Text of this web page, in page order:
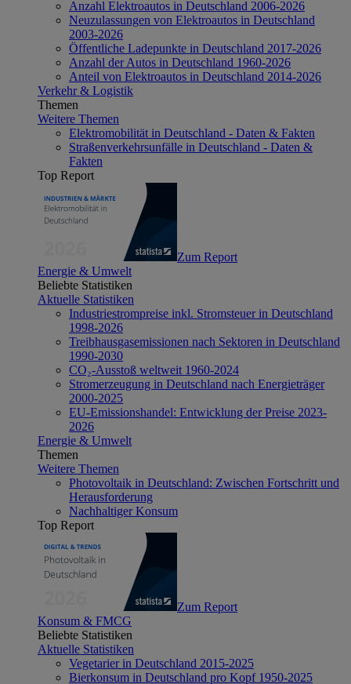
Anzahl Elektroautos in Deutschland 2006-2026
Neuzulassungen von Elektroautos in Deutschland
2003-2026
Öffentliche Ladepunkte in Deutschland 2017-2026
Anzahl der Autos in Deutschland 1960-2026
Anteil von Elektroautos in Deutschland 2014-2026
Verkehr & Logistik
Themen
Weitere Themen
Elektromobilität in Deutschland - Daten & Fakten
Straßenverkehrsunfälle in Deutschland - Daten &
Fakten
Top Report
Zum Report
Energie & Umwelt
Beliebte Statistiken
Aktuelle Statistiken
Industriestrompreise inkl. Stromsteuer in Deutschland
1998-2026
Treibhausgasemissionen nach Sektoren in Deutschland
1990-2030
CO₂-Ausstoß weltweit 1960-2024
Stromerzeugung in Deutschland nach Energieträger
2000-2025
EU-Emissionshandel: Entwicklung der Preise 2023-
2026
Energie & Umwelt
Themen
Weitere Themen
Photovoltaik in Deutschland: Zwischen Fortschritt und
Herausforderung
Nachhaltiger Konsum
Top Report
Zum Report
Konsum & FMCG
Beliebte Statistiken
Aktuelle Statistiken
Vegetarier in Deutschland 2015-2025
Bierkonsum in Deutschland pro Kopf 1950-2025